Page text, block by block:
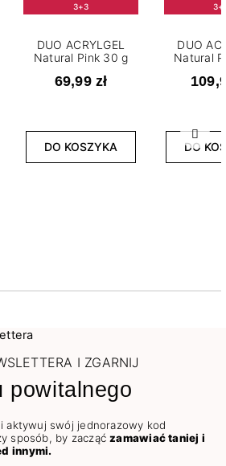
3+3
DUO ACRYLGEL
Natural Pink 30 g
69,99 zł
DO KOSZYKA
DUO
Natural
DO
I ZGARNIJ
powitalnego
aktywuj swój jednorazowy kod
sposób, by zacząćzamawiać taniej i
innymi.